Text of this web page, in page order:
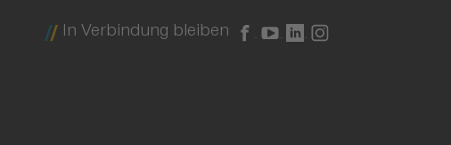
In Verbindung bleiben